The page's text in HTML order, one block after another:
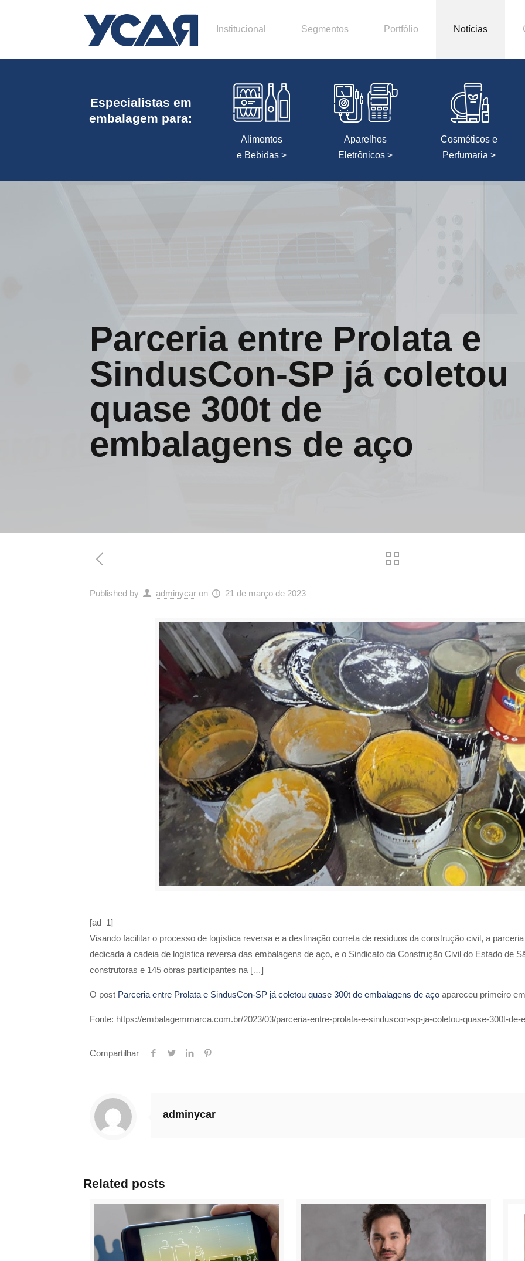
Institucional Segmentos Portfólio Notícias
Especialistas em
embalagem para:
Alimentos
e Bebidas >
Aparelhos
Eletrônicos >
Cosméticos e
Perfumaria >
Parceria entre Prolata e
SindusCon-SP já coletou
quase 300t de
embalagens de aço
Published by adminycar on 21 de março de 2023
[ad_1]
Visando facilitar o processo de logística reversa e a destinação correta de resíduos da construção civil, a
dedicada à cadeia de logística reversa das embalagens de aço, e o Sindicato da Construção Civil do Estado de
construtoras e 145 obras participantes na […]
O post Parceria entre Prolata e SindusCon-SP já coletou quase 300t de embalagens de açoapareceu primeiro
Fonte: https://embalagemmarca.com.br/2023/03/parceria-entre-prolata-e-sinduscon-sp-ja-coletou-quase-300t-de-
Compartilhar
adminycar
Related posts